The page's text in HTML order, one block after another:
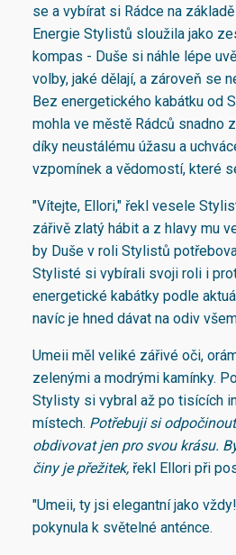
se a vybírat si Rádce na
Energie Stylistů sloužila jako
kompas - Duše si náhle lépe
volby, jaké dělají, a zároveň se
Bez energetického kabátku od
mohla ve městě Rádců snadno
díky neustálému úžasu a
vzpomínek a vědomostí, které
"Vítejte, Ellori," řekl vesele
zářivě zlatý hábit a z hlavy mu
by Duše v roli Stylistů
Stylisté si vybírali svoji roli i
energetické kabátky podle
navíc je hned dávat na odiv
Umeii měl veliké zářivé oči,
zelenými a modrými kamínky.
Stylisty si vybral až po tisících
místech. Potřebuji si
obdivovat jen pro svou krásu.
činy je přežitek, řekl Ellori při
"Umeii, ty jsi elegantní jako
pokynula k světelné anténce.